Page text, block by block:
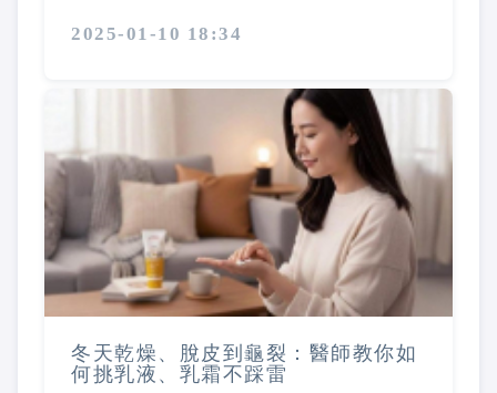
2025-01-10 18:34
冬天乾燥、脫皮到龜裂：醫師教你如
何挑乳液、乳霜不踩雷